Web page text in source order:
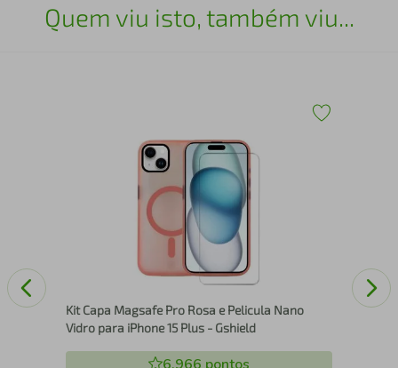
Quem viu isto, também viu...
Kit Capa Magsafe Pro Rosa e Pelicula Nano
Vidro para iPhone 15 Plus - Gshield